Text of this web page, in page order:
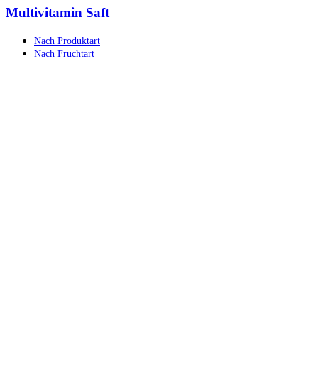
Multivitamin Saft
Nach Produktart
Nach Fruchtart